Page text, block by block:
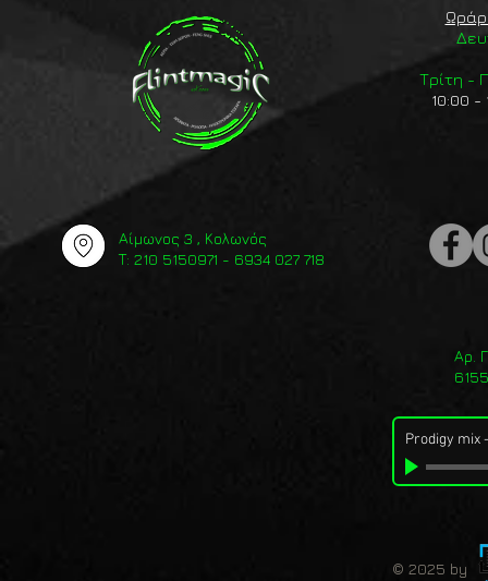
Αίμωνος 3 , Κολωνός
Τ: 210 5150971 - 6934 027 718
Τρίτη -
10:00 -
Αρ.
Prodigy mix
© 2025